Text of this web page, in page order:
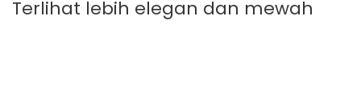
Terlihat lebih elegan dan mewah